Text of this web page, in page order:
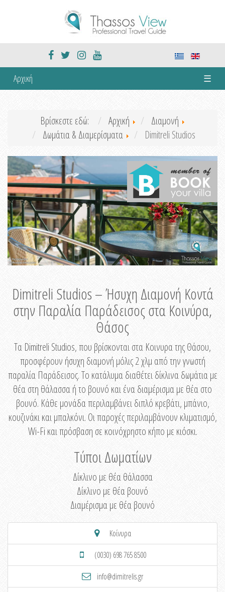
Αρχική ☰
Βρίσκεστε εδώ: Αρχική
Διαμονή
Δωμάτια & Διαμερίσματα
Dimitreli Studios
Dimitreli Studios – Ήσυχη Διαμονή Κοντά
στην Παραλία Παράδεισος στα Κοινύρα,
Θάσος
Τα Dimitreli Studios, που βρίσκονται στα Κοινυρα της Θάσου,
προσφέρουν ήσυχη διαμονή μόλις 2 χλμ από την γνωστή
παραλία Παράδεισος. Το κατάλυμα διαθέτει δίκλινα δωμάτια με
θέα στη θάλασσα ή το βουνό και ένα διαμέρισμα με θέα στο
βουνό. Κάθε μονάδα περιλαμβάνει διπλό κρεβάτι, μπάνιο,
κουζινάκι και μπαλκόνι. Οι παροχές περιλαμβάνουν κλιματισμό,
Wi-Fi και πρόσβαση σε κοινόχρηστο κήπο με κιόσκι.
Τύποι Δωματίων
Δίκλινο με θέα θάλασσα
Δίκλινο με θέα βουνό
Διαμέρισμα με θέα βουνό
Κοίνυρα
(0030) 698 765 8500
info@dimitrelis.gr